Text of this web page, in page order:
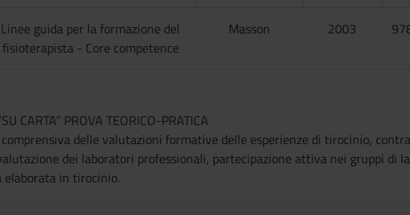
Linee guida per la formazione del
fisioterapista - Core competence
Masson 2003
CARTA” PROVA TEORICO-PRATICA
delle valutazioni formative delle esperienze di tirocinio,
dei laboratori professionali, partecipazione attiva nei gruppi di
in tirocinio.